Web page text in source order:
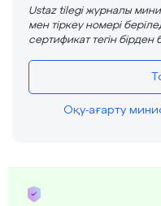
Ustaz tilegi журналы
мен тіркеу номері
сертификат тегін бірден
Оқу-ағарту